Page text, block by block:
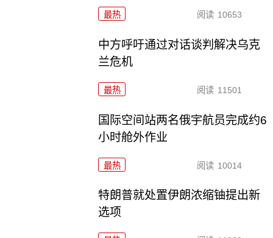
最热 阅读 10653
中方呼吁通过对话谈判解决乌克
兰危机
最热 阅读 11501
国际空间站两名俄宇航员完成约6
小时舱外作业
最热 阅读 10014
特朗普就处置伊朗浓缩铀提出新
选项